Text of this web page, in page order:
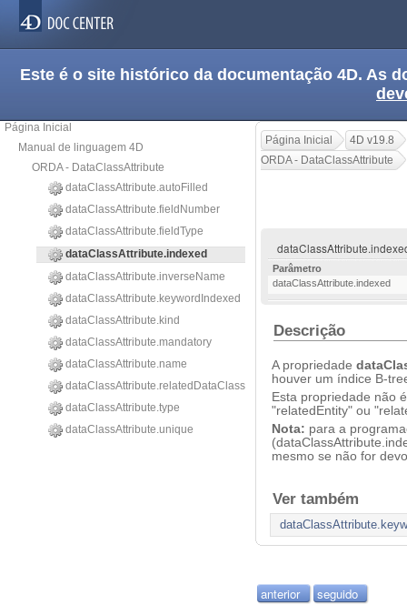
Este é o site histórico da documentação 4D. As
Página Inicial
Manual de linguagem 4D
ORDA - DataClassAttribute
dataClassAttribute.autoFilled
dataClassAttribute.fieldNumber
dataClassAttribute.fieldType
dataClassAttribute.indexed
dataClassAttribute.inverseName
dataClassAttribute.keywordIndexed
dataClassAttribute.kind
dataClassAttribute.mandatory
dataClassAttribute.name
dataClassAttribute.relatedDataClass
dataClassAttribute.type
dataClassAttribute.unique
Página Inicial
4D v19.8
ORDA - DataClassAttribute
Parâmetro
dataClassAttribute.indexed
Descrição
A propriedade
houver um índice B-
Esta propriedade não
"relatedEntity" ou
Nota: para a
mesmo se não for
Ver também
anterior seguido